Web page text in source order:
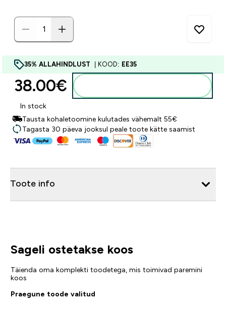
35% ALLAHINDLUST | KOOD: EE35
38.00€‎
In stock
Tausta kohaletoomine kulutades vähemalt 55€
Tagasta 30 päeva jooksul peale toote kätte saamist
Toote info
Sageli ostetakse koos
Täienda oma komplekti toodetega, mis toimivad paremini
koos
Praegune toode valitud